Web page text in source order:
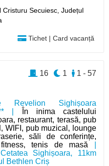
Cristuru Secuiesc,Județul
Tichet | Card vacanță
Revelion Sighișoara
|
În inima castelului
restaurant, terasă, pub
WIFI, pub muzical, lounge
săli de conferințe,
tenis de masă
Sighișoara, 11km
Bethlen Criș
1 - 57
1
16